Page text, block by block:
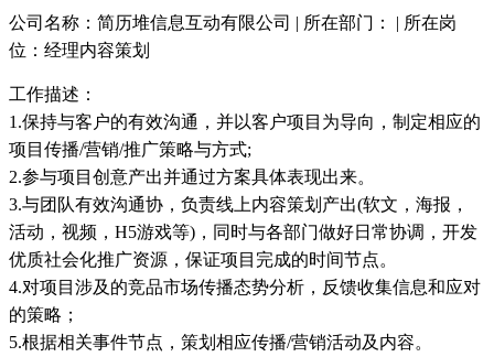
公司名称：简历堆信息互动有限公司 | 所在部门： | 所在岗
位：经理内容策划
工作描述：
1.保持与客户的有效沟通，并以客户项目为导向，制定相应的
项目传播/营销/推广策略与方式;
2.参与项目创意产出并通过方案具体表现出来。
3.与团队有效沟通协，负责线上内容策划产出(软文，海报，
活动，视频，H5游戏等)，同时与各部门做好日常协调，开发
优质社会化推广资源，保证项目完成的时间节点。
4.对项目涉及的竞品市场传播态势分析，反馈收集信息和应对
的策略；
5.根据相关事件节点，策划相应传播/营销活动及内容。